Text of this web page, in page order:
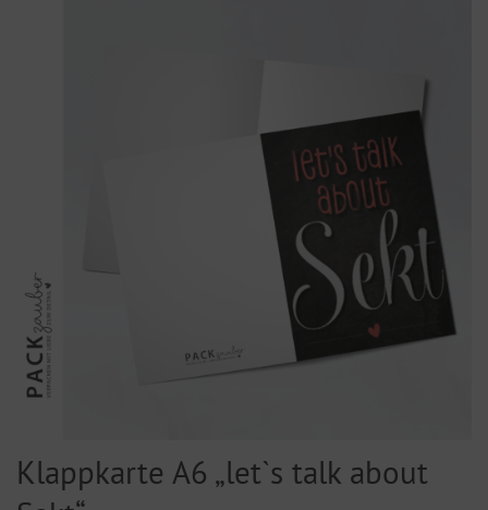
Klappkarte A6 „let`s talk about